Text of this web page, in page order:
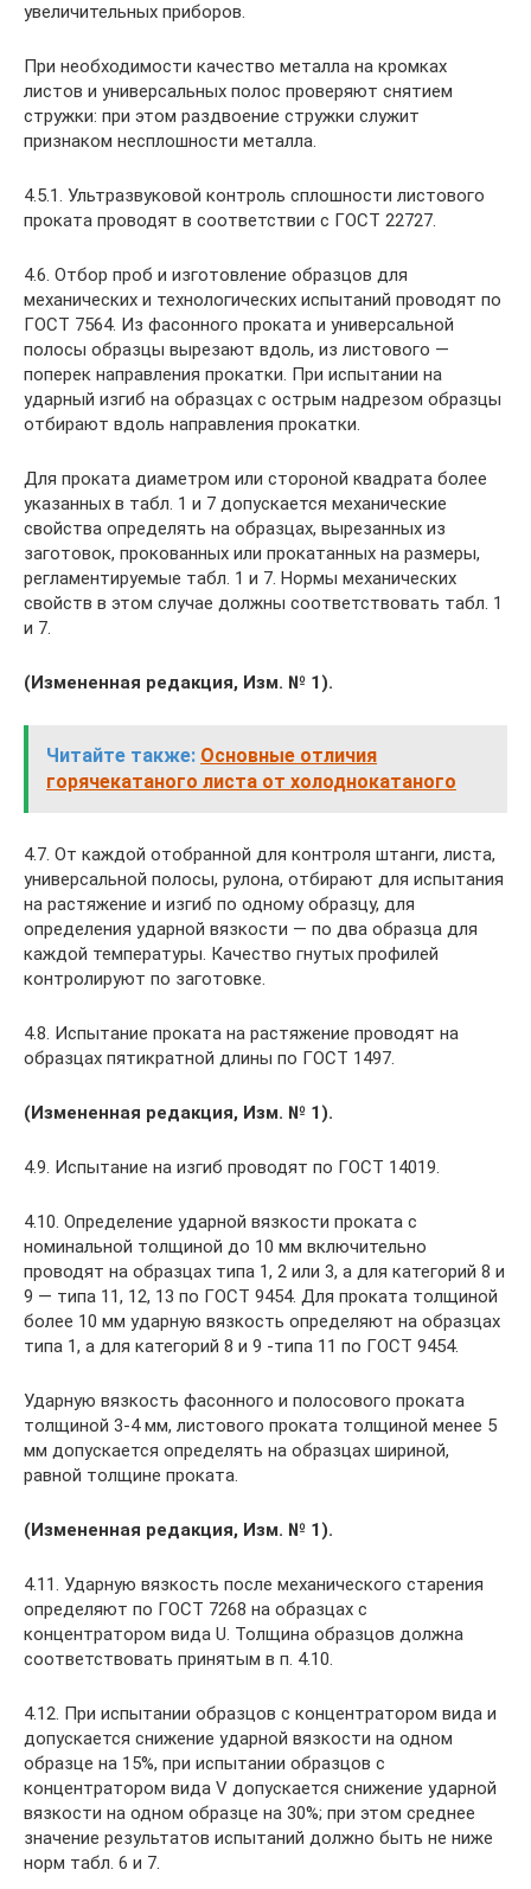
увеличительных приборов.
При необходимости качество металла на кромках
листов и универсальных полос проверяют снятием
стружки: при этом раздвоение стружки служит
признаком несплошности металла.
4.5.1. Ультразвуковой контроль сплошности листового
проката проводят в соответствии с ГОСТ 22727.
4.6. Отбор проб и изготовление образцов для
механических и технологических испытаний проводят по
ГОСТ 7564. Из фасонного проката и универсальной
полосы образцы вырезают вдоль, из листового —
поперек направления прокатки. При испытании на
ударный изгиб на образцах с острым надрезом образцы
отбирают вдоль направления прокатки.
Для проката диаметром или стороной квадрата более
указанных в табл. 1 и 7 допускается механические
свойства определять на образцах, вырезанных из
заготовок, прокованных или прокатанных на размеры,
регламентируемые табл. 1 и 7. Нормы механических
свойств в этом случае должны соответствовать табл. 1
и 7.
(Измененная редакция, Изм. № 1).
Читайте также: Основные отличия
горячекатаного листа от холоднокатаного
4.7. От каждой отобранной для контроля штанги, листа,
универсальной полосы, рулона, отбирают для испытания
на растяжение и изгиб по одному образцу, для
определения ударной вязкости — по два образца для
каждой температуры. Качество гнутых профилей
контролируют по заготовке.
4.8. Испытание проката на растяжение проводят на
образцах пятикратной длины по ГОСТ 1497.
(Измененная редакция, Изм. № 1).
4.9. Испытание на изгиб проводят по ГОСТ 14019.
4.10. Определение ударной вязкости проката с
номинальной толщиной до 10 мм включительно
проводят на образцах типа 1, 2 или 3, а для категорий 8 и
9 — типа 11, 12, 13 по ГОСТ 9454. Для проката толщиной
более 10 мм ударную вязкость определяют на образцах
типа 1, а для категорий 8 и 9 -типа 11 по ГОСТ 9454.
Ударную вязкость фасонного и полосового проката
толщиной 3-4 мм, листового проката толщиной менее 5
мм допускается определять на образцах шириной,
равной толщине проката.
(Измененная редакция, Изм. № 1).
4.11. Ударную вязкость после механического старения
определяют по ГОСТ 7268 на образцах с
концентратором вида U. Толщина образцов должна
соответствовать принятым в п. 4.10.
4.12. При испытании образцов с концентратором вида и
допускается снижение ударной вязкости на одном
образце на 15%, при испытании образцов с
концентратором вида V допускается снижение ударной
вязкости на одном образце на 30%; при этом среднее
значение результатов испытаний должно быть не ниже
норм табл. 6 и 7.